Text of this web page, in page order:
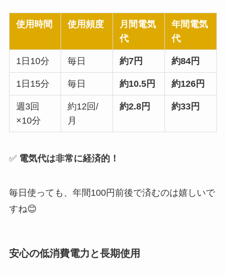
使用時間 使用頻度
月間電気
代
年間電気
代
1日10分 毎日 約7円 約84円
1日15分 毎日 約10.5円 約126円
週3回
×10分
約12回/
月
約2.8円 約33円
✅ 電気代は非常に経済的！
毎日使っても、年間100円前後で済むのは嬉しいで
すね😊
安心の低消費電力と長期使用